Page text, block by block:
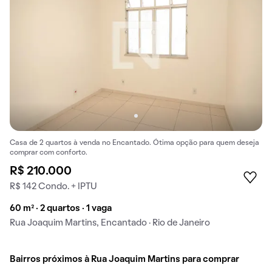
Casa de 2 quartos à venda no Encantado. Ótima opção para quem deseja
comprar com conforto.
R$ 210.000
R$ 142 Condo. + IPTU
60 m² · 2 quartos · 1 vaga
Rua Joaquim Martins, Encantado · Rio de Janeiro
Bairros próximos à Rua Joaquim Martins para comprar